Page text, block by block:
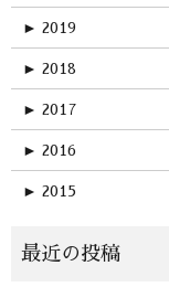
► 2019
► 2018
► 2017
► 2016
► 2015